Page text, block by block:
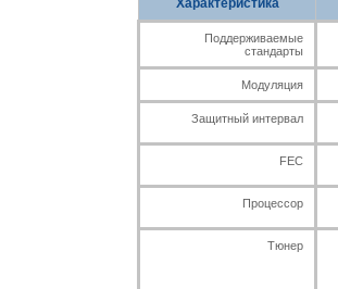
Поддерживаемые
стандарты
Модуляция
Защитный интервал
FEC
Процессор
Тюнер